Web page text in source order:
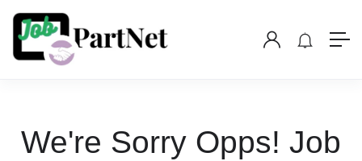
We're Sorry Opps! Job